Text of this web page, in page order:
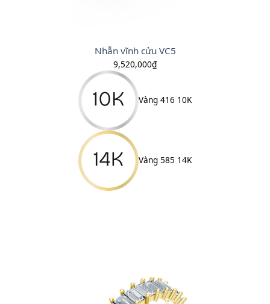
Nhẫn vĩnh cửu VC5
9,520,000₫
Vàng 416 10K
Vàng 585 14K